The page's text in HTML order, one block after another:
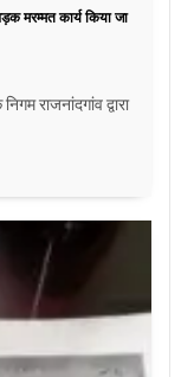
मरम्मत कार्य किया जा
राजनांदगांव द्वारा